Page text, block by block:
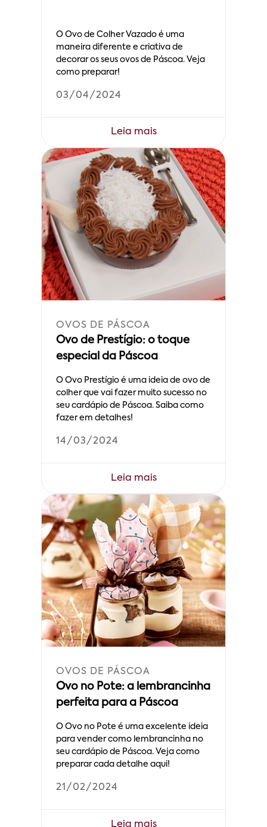
O Ovo de Colher Vazado é uma
maneira diferente e criativa de
decorar os seus ovos de Páscoa. Veja
como preparar!
03/04/2024
Leia mais
OVOS DE PÁSCOA
Ovo de Prestígio: o toque
especial da Páscoa
O Ovo Prestígio é uma ideia de ovo de
colher que vai fazer muito sucesso no
seu cardápio de Páscoa. Saiba como
fazer em detalhes!
14/03/2024
Leia mais
OVOS DE PÁSCOA
Ovo no Pote: a lembrancinha
perfeita para a Páscoa
O Ovo no Pote é uma excelente ideia
para vender como lembrancinha no
seu cardápio de Páscoa. Veja como
preparar cada detalhe aqui!
21/02/2024
Leia mais